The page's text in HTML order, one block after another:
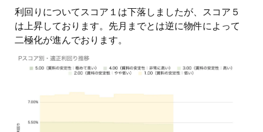
利回りについてスコア１は下落しましたが、スコア５
は上昇しております。先月までとは逆に物件によって
二極化が進んでおります。